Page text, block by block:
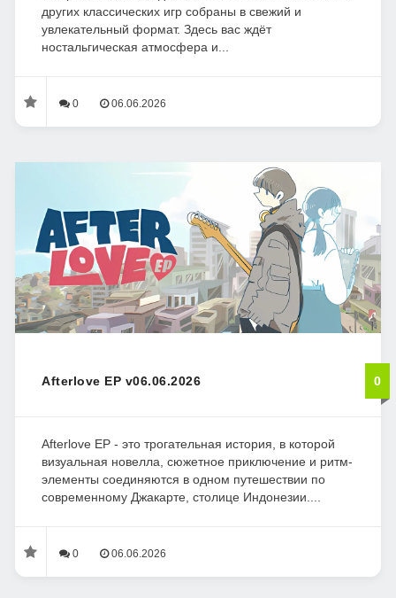
других классических игр собраны в свежий и
увлекательный формат. Здесь вас ждёт
ностальгическая атмосфера и...
0 06.06.2026
Afterlove EP v06.06.2026 0
Afterlove EP - это трогательная история, в которой
визуальная новелла, сюжетное приключение и ритм-
элементы соединяются в одном путешествии по
современному Джакарте, столице Индонезии....
0 06.06.2026